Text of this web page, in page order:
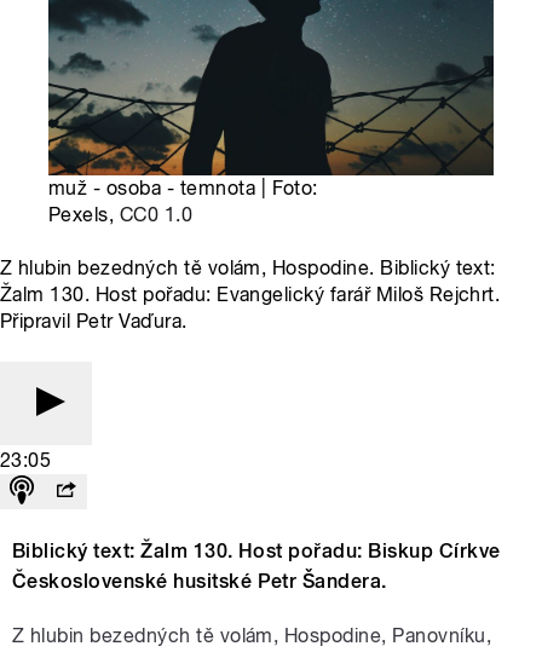
muž - osoba - temnota | Foto:
Pexels, CC0 1.0
Z hlubin bezedných tě volám, Hospodine. Biblický text:
Žalm 130. Host pořadu: Evangelický farář Miloš Rejchrt.
Připravil Petr Vaďura.
23:05
Biblický text: Žalm 130. Host pořadu: Biskup Církve
Československé husitské Petr Šandera.
Z hlubin bezedných tě volám, Hospodine, Panovníku,